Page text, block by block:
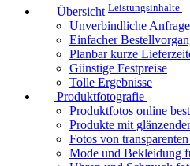
Übersicht Leistungsinhalte
Unverbindliche Anfrage
Einfacher
Planbar kurze
Günstige Festpreise
Tolle Ergebnisse
Produktfotografie
Produktfotos online
Produkte mit
Fotos von
Mode und Bekleidung